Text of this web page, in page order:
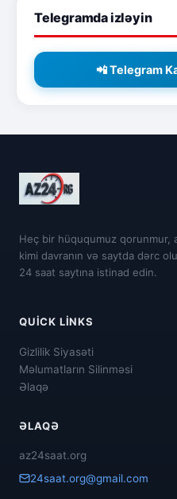
Telegramda izləyin
📲 Telegram
Heç bir hüququmuz qorunmur,
kimi davranın və saytda dərc
24 saat saytına istinad edin.
QUICK LINKS
Gizlilik Siyasəti
Məlumatların Silinməsi
Əlaqə
ƏLAQƏ
az24saat.org
24saat.org@gmail.com